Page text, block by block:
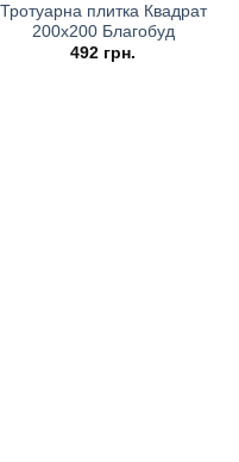
Тротуарна плитка Квадрат
200х200 Благобуд
492 грн.